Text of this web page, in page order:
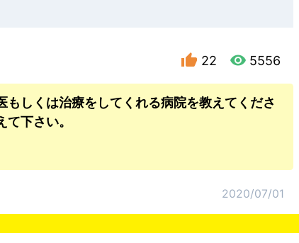
22 5556
しくは治療をしてくれる病院を教えてくださ
下さい。
2020/07/01